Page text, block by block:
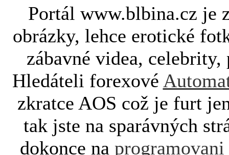
Portál www.blbina.cz je
obrázky, lehce erotické
zábavné videa,
Hledáteli forexové
zkratce AOS což je furt
tak jste na sparávných
dokonce na programovani